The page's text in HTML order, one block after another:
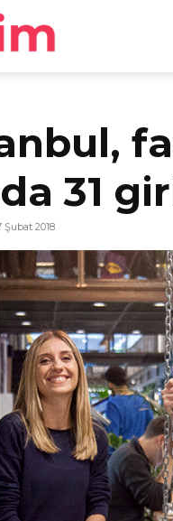
egirişim
31
Şubat 2018